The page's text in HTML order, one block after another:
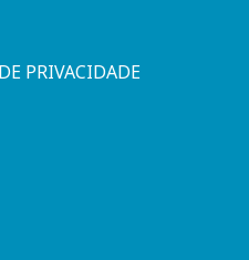
PRIVACIDADE